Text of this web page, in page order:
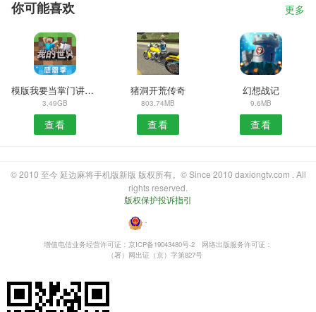
你可能喜欢 更多
模版我要当掌门讲武堂
3.49GB
查看
猪洞开荒传奇
803.74MB
查看
幻想战记
9.6MB
查看
© 2010 至今 延边麻将手机版新版 版权所有。© Since 2010 daxiongtv.com . All
rights reserved.
版权保护投诉指引
・
增值电信业务经营许可证：京ICP备19043480号-2
网络出版服务许可证：
（署）网出证（京）字第827号